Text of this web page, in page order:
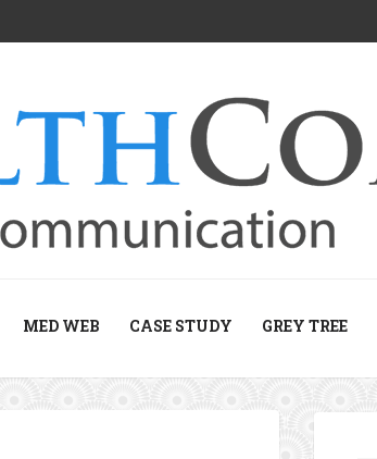
MED WEB CASE STUDY GREY TREE